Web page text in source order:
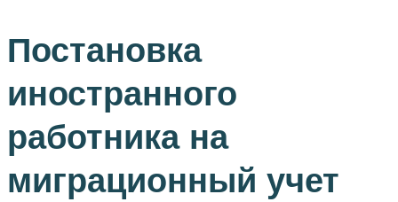
Постановка
иностранного
работника на
миграционный учет